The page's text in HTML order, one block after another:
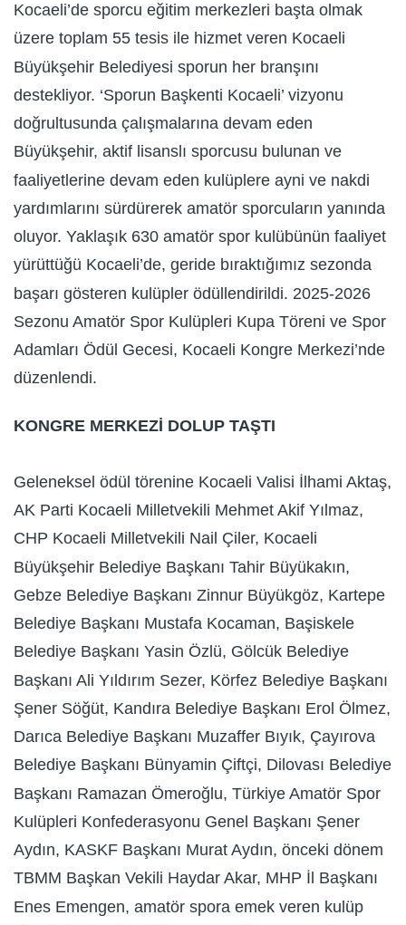
Kocaeli’de sporcu eğitim merkezleri başta olmak
üzere toplam 55 tesis ile hizmet veren Kocaeli
Büyükşehir Belediyesi sporun her branşını
destekliyor. ‘Sporun Başkenti Kocaeli’ vizyonu
doğrultusunda çalışmalarına devam eden
Büyükşehir, aktif lisanslı sporcusu bulunan ve
faaliyetlerine devam eden kulüplere ayni ve nakdi
yardımlarını sürdürerek amatör sporcuların yanında
oluyor. Yaklaşık 630 amatör spor kulübünün faaliyet
yürüttüğü Kocaeli’de, geride bıraktığımız sezonda
başarı gösteren kulüpler ödüllendirildi. 2025-2026
Sezonu Amatör Spor Kulüpleri Kupa Töreni ve Spor
Adamları Ödül Gecesi, Kocaeli Kongre Merkezi’nde
düzenlendi.
KONGRE MERKEZİ DOLUP TAŞTI
Geleneksel ödül törenine Kocaeli Valisi İlhami Aktaş,
AK Parti Kocaeli Milletvekili Mehmet Akif Yılmaz,
CHP Kocaeli Milletvekili Nail Çiler, Kocaeli
Büyükşehir Belediye Başkanı Tahir Büyükakın,
Gebze Belediye Başkanı Zinnur Büyükgöz, Kartepe
Belediye Başkanı Mustafa Kocaman, Başiskele
Belediye Başkanı Yasin Özlü, Gölcük Belediye
Başkanı Ali Yıldırım Sezer, Körfez Belediye Başkanı
Şener Söğüt, Kandıra Belediye Başkanı Erol Ölmez,
Darıca Belediye Başkanı Muzaffer Bıyık, Çayırova
Belediye Başkanı Bünyamin Çiftçi, Dilovası Belediye
Başkanı Ramazan Ömeroğlu, Türkiye Amatör Spor
Kulüpleri Konfederasyonu Genel Başkanı Şener
Aydın, KASKF Başkanı Murat Aydın, önceki dönem
TBMM Başkan Vekili Haydar Akar, MHP İl Başkanı
Enes Emengen, amatör spora emek veren kulüp